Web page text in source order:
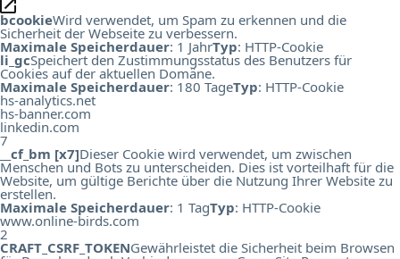
bcookieWird verwendet, um Spam zu erkennen und die
Sicherheit der Webseite zu verbessern.
Maximale Speicherdauer: 1 JahrTyp: HTTP-Cookie
li_gcSpeichert den Zustimmungsstatus des Benutzers für
Cookies auf der aktuellen Domäne.
Maximale Speicherdauer: 180 TageTyp: HTTP-Cookie
hs-analytics.net
hs-banner.com
linkedin.com
7
__cf_bm [x7]Dieser Cookie wird verwendet, um zwischen
Menschen und Bots zu unterscheiden. Dies ist vorteilhaft für die
Website, um gültige Berichte über die Nutzung Ihrer Website zu
erstellen.
Maximale Speicherdauer: 1 TagTyp: HTTP-Cookie
www.online-birds.com
2
CRAFT_CSRF_TOKENGewährleistet die Sicherheit beim Browsen